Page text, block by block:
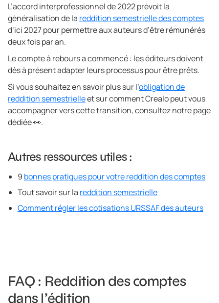
L’accord interprofessionnel de 2022 prévoit la
généralisation de la reddition semestrielle des comptes
d’ici 2027 pour permettre aux auteurs d’être rémunérés
deux fois par an.
Le compte à rebours a commencé : les éditeurs doivent
dès à présent adapter leurs processus pour être prêts.
Si vous souhaitez en savoir plus sur l’obligation de
reddition semestrielleet sur comment Crealo peut vous
accompagner vers cette transition, consultez notre page
dédiée 👀.
Autres ressources utiles :
9 bonnes pratiques pour votre reddition des comptes
Tout savoir sur la reddition semestrielle
Comment régler les cotisations URSSAF des auteurs
FAQ : Reddition des comptes
dans l’édition